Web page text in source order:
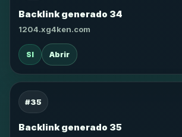
Backlink generado 34
1204.xg4ken.com
SI Abrir
#35
Backlink generado 35